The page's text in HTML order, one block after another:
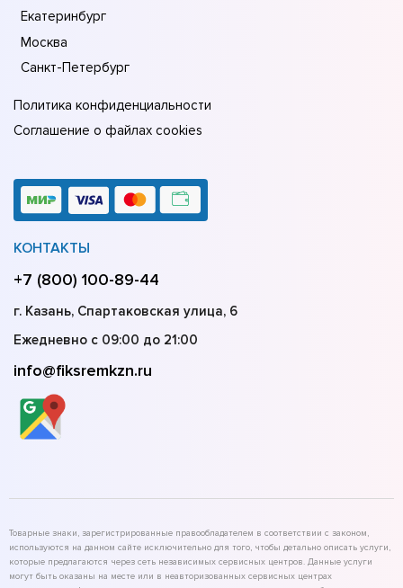
Екатеринбург
Москва
Санкт-Петербург
Политика конфиденциальности
Соглашение о файлах cookies
КОНТАКТЫ
+7 (800) 100-89-44
г. Казань, Спартаковская улица, 6
Ежедневно с 09:00 до 21:00
info@fiksremkzn.ru
Товарные знаки, зарегистрированные правообладателем в соответствии с законом,
используются на данном сайте исключительно для того, чтобы детально описать услуги,
которые предлагаются через сеть независимых сервисных центров. Данные услуги
могут быть оказаны на месте или в неавторизованных сервисных центрах